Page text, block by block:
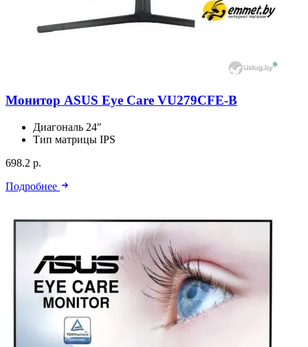
Монитор ASUS Eye Care VU279CFE-B
Диагональ 24″
Тип матрицы IPS
698.2 р.
Подробнее